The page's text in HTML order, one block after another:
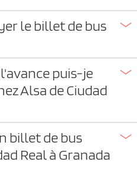
le billet de bus
puis-je
Alsa de Ciudad
billet de bus
Real à Granada